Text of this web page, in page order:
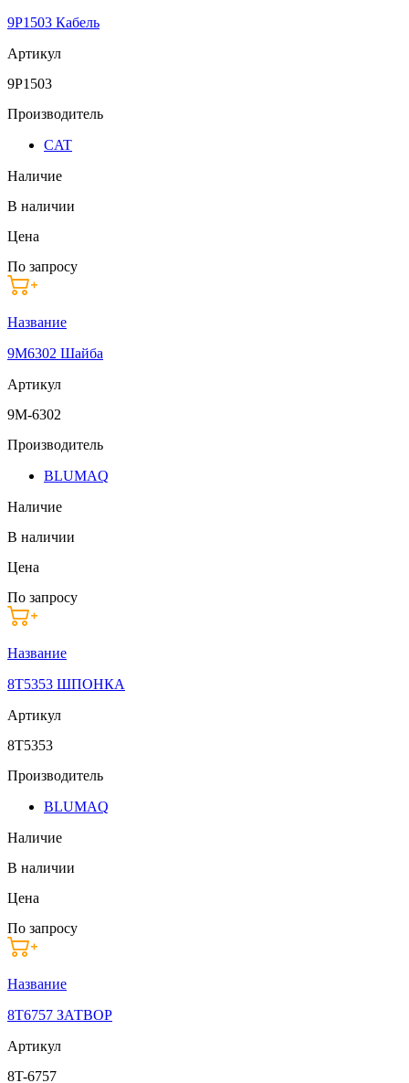
9P1503 Кабель
Артикул
9P1503
Производитель
CAT
Наличие
В наличии
Цена
По запросу
Название
9M6302 Шайба
Артикул
9M-6302
Производитель
BLUMAQ
Наличие
В наличии
Цена
По запросу
Название
8T5353 ШПОНКА
Артикул
8T5353
Производитель
BLUMAQ
Наличие
В наличии
Цена
По запросу
Название
8T6757 ЗАТВОР
Артикул
8T-6757